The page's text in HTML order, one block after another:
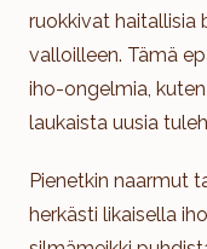
ruokkivat haitallisia
valloilleen. Tämä
iho-ongelmia,
laukaista uusia
Pienetkin naarmut
herkästi likaisella